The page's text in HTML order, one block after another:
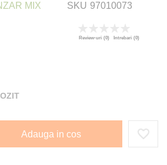
MIX SKU 97010073
0
% of100
Review-uri (0) Intrebari (0)
Adauga in cos